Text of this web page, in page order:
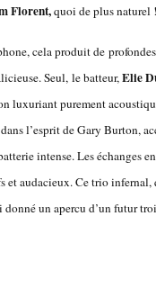
Florent,quoi de plus naturel !
cela produit de
Seul, le batteur,Elie
luxuriant purement
l’esprit de Gary Burton,
intense. Les échanges
et audacieux. Ce trio infernal,
donné un apercu d’un futur